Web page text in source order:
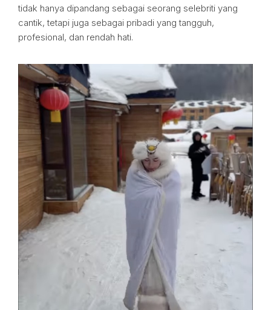
tidak hanya dipandang sebagai seorang selebriti yang
cantik, tetapi juga sebagai pribadi yang tangguh,
profesional, dan rendah hati.